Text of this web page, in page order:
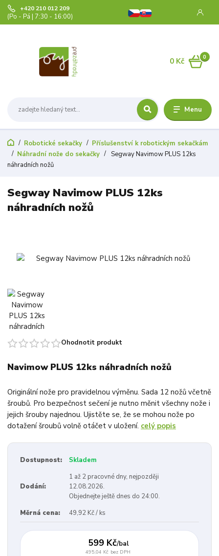
Menu
+420 210 012 209
(Po - Pá | 7:30 - 16:00)
0
0 Kč
Robotické sekačky
Příslušenství k robotickým sekačkám
Náhradní nože do sekačky
Segway Navimow PLUS 12ks
náhradních nožů
Segway Navimow PLUS 12ks
náhradních nožů
Ohodnotit produkt
Navimow PLUS 12ks náhradních nožů
Originální nože pro pravidelnou výměnu. Sada 12 nožů včetně
šroubů. Pro bezpečnost sečení je nutno měnit všechny nože i
jejich šrouby najednou. Ujistěte se, že se mohou nože po
dotažení šroubů volně otáčet v uložení. celý popis
Dostupnost: Skladem
Dodání:
1 až 2 pracovné dny, nejpozději
12.08.2026.
Objednejte ještě dnes do 24:00.
Měrná cena:
49,92 Kč / ks
599 Kč/bal
495,04 Kč bez DPH